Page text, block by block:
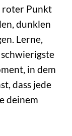
roter Punkt
dunklen
Lerne,
in dem
dass jede
deinem